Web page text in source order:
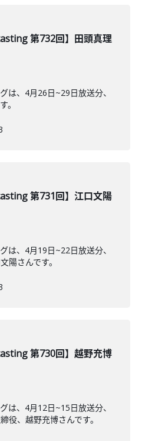
第732回】田頭真理
は、4月26日~29日放送分、
。
第731回】江口文陽
は、4月19日~22日放送分、
陽さんです。
第730回】越野充博
は、4月12日~15日放送分、
役、越野充博さんです。